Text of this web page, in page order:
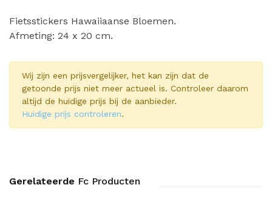
Fietsstickers Hawaiiaanse Bloemen.
Afmeting: 24 x 20 cm.
Wij zijn een prijsvergelijker, het kan zijn dat de
getoonde prijs niet meer actueel is. Controleer daarom
altijd de huidige prijs bij de aanbieder.
Huidige prijs controleren.
Gerelateerde Fc Producten